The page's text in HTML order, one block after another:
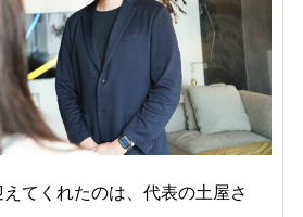
てくれたのは、代表の土屋さ